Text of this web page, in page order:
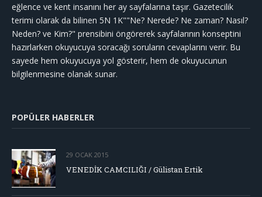
eğlence ve kent insanını her ay sayfalarına taşır. Gazetecilik
terimi olarak da bilinen 5N 1K""Ne? Nerede? Ne zaman? Nasıl?
Neden? ve Kim?" prensibini öngörerek sayfalarının konseptini
hazırlarken okuyucuya soracağı soruların cevaplarını verir. Bu
sayede hem okuyucuya yol gösterir, hem de okuyucunun
bilgilenmesine olanak sunar.
POPÜLER HABERLER
29 OCAK 2015
VENEDİK CAMCILIĞI / Gülistan Ertik